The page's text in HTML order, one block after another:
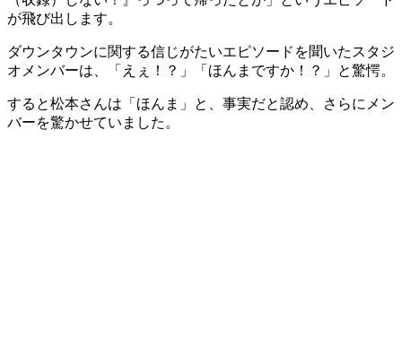
が飛び出します。
ダウンタウンに関する信じがたいエピソードを聞いたスタジ
オメンバーは、「えぇ！？」「ほんまですか！？」と驚愕。
すると松本さんは「ほんま」と、事実だと認め、さらにメン
バーを驚かせていました。